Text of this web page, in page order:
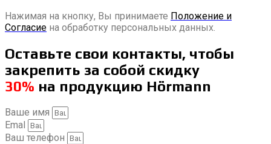
Нажимая на кнопку, Вы принимаете Положение и
Согласие на обработку персональных данных.
Оставьте свои контакты, чтобы
закрепить за собой скидку
30% на продукцию Hörmann
Ваше имя
Emal
Ваш телефон